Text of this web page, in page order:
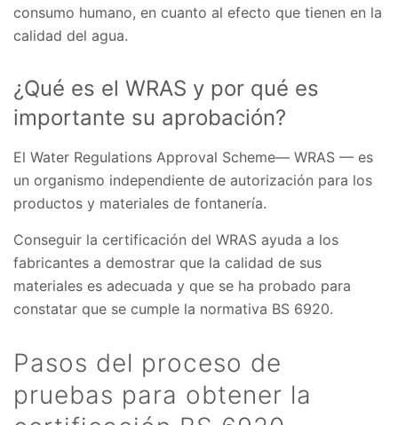
consumo humano, en cuanto al efecto que tienen en la
calidad del agua.
¿Qué es el WRAS y por qué es
importante su aprobación?
El Water Regulations Approval Scheme— WRAS — es
un organismo independiente de autorización para los
productos y materiales de fontanería.
Conseguir la certificación del WRAS ayuda a los
fabricantes a demostrar que la calidad de sus
materiales es adecuada y que se ha probado para
constatar que se cumple la normativa BS 6920.
Pasos del proceso de
pruebas para obtener la